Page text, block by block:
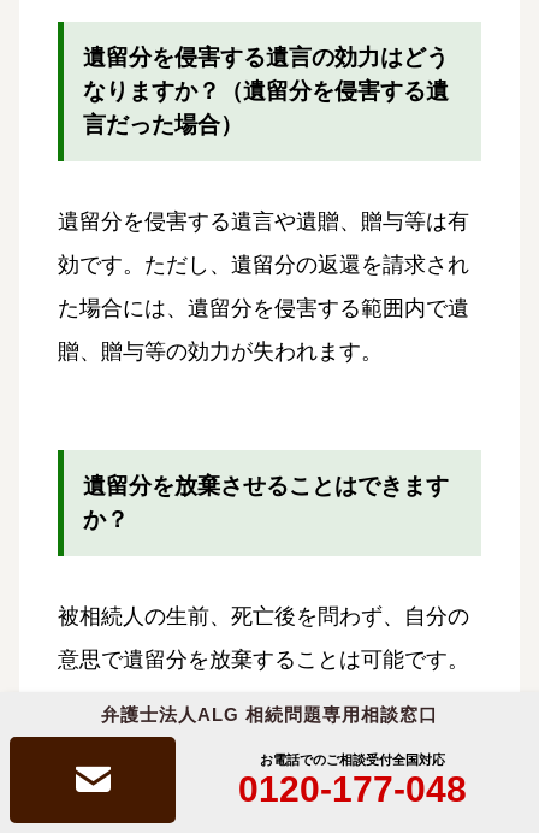
弁護士法人ALG 相続問題専用相談窓口
お電話でのご相談受付全国対応
0120-177-048
遺留分を侵害する遺言の効力はどう
なりますか？（遺留分を侵害する遺
言だった場合）
遺留分を侵害する遺言や遺贈、贈与等は有
効です。ただし、遺留分の返還を請求され
た場合には、遺留分を侵害する範囲内で遺
贈、贈与等の効力が失われます。
遺留分を放棄させることはできます
か？
被相続人の生前、死亡後を問わず、自分の
意思で遺留分を放棄することは可能です。
ただし、被相続人に放棄するよう強要され
ること等を防ぐため、相続開始前の遺留分
放棄には家庭裁判所の許可が必要となって